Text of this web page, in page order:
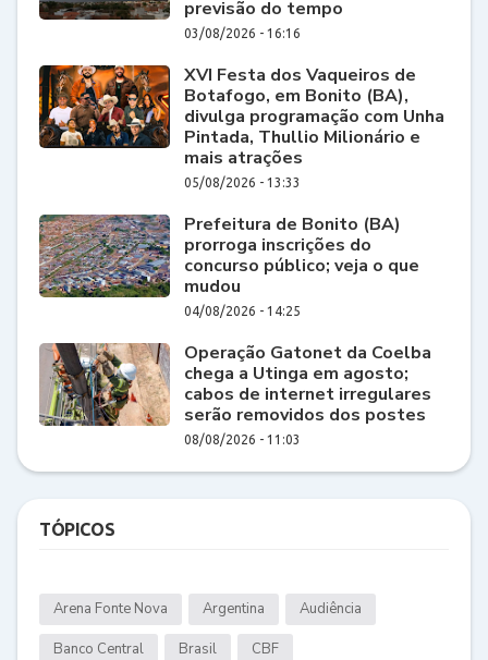
previsão do tempo
03/08/2026 - 16:16
XVI Festa dos Vaqueiros de
Botafogo, em Bonito (BA),
divulga programação com Unha
Pintada, Thullio Milionário e
mais atrações
05/08/2026 - 13:33
Prefeitura de Bonito (BA)
prorroga inscrições do
concurso público; veja o que
mudou
04/08/2026 - 14:25
Operação Gatonet da Coelba
chega a Utinga em agosto;
cabos de internet irregulares
serão removidos dos postes
08/08/2026 - 11:03
TÓPICOS
Arena Fonte Nova Argentina Audiência
Banco Central Brasil CBF